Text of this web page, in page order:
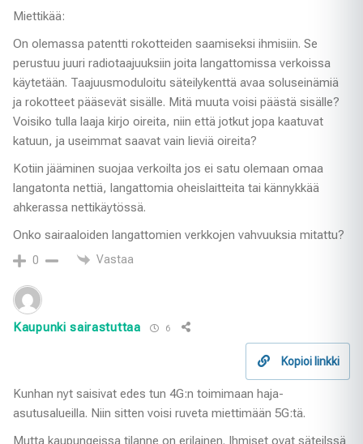
Miettikää:
On olemassa patentti rokotteiden saamiseksi ihmisiin. Se
perustuu juuri radiotaajuuksiin joita langattomissa verkoissa
käytetään. Taajuusmoduloitu säteilykenttä avaa soluseinämiä
ja rokotteet pääsevät sisälle. Mitä muuta voisi päästä sisälle?
Voisiko tulla laaja kirjo oireita, niin että jotkut jopa kaatuvat
katuun, ja useimmat saavat vain lieviä oireita?
Kotiin jääminen suojaa verkoilta jos ei satu olemaan omaa
langatonta nettiä, langattomia oheislaitteita tai kännykkää
ahkerassa nettikäytössä.
Onko sairaaloiden langattomien verkkojen vahvuuksia mitattu?
0 Vastaa
Kaupunki sairastuttaa 6
Kopioi linkki
Kunhan nyt saisivat edes tun 4G:n toimimaan haja-
asutusalueilla. Niin sitten voisi ruveta miettimään 5G:tä.
Mutta kaupungeissa tilanne on erilainen. Ihmiset ovat säteilssä